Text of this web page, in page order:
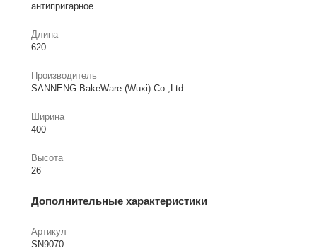
антипригарное
Длина
620
Производитель
SANNENG BakeWare (Wuxi) Co.,Ltd
Ширина
400
Высота
26
Дополнительные характеристики
Артикул
SN9070